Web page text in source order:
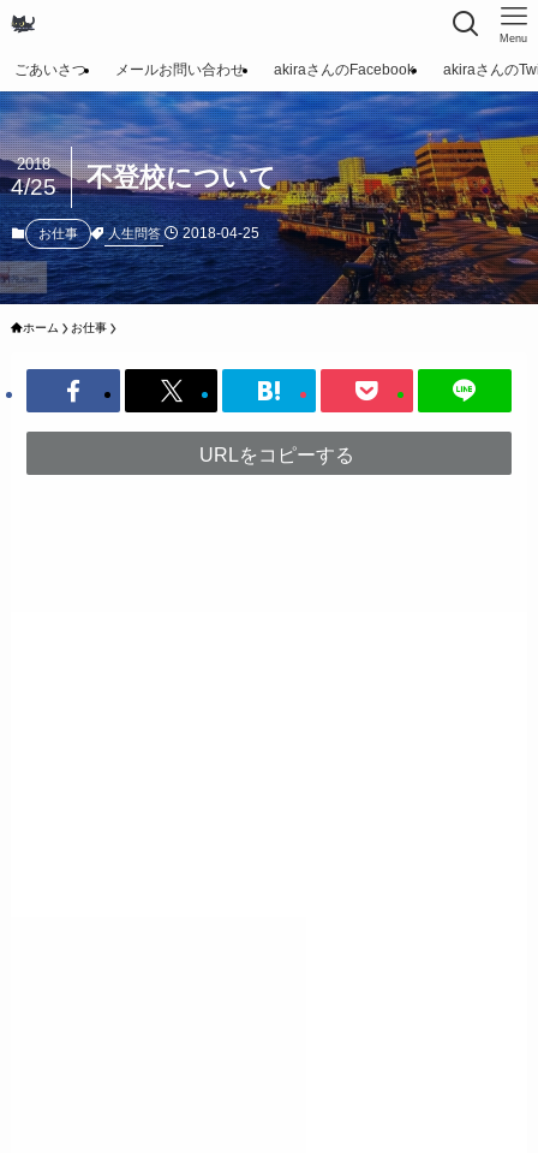
Menu
ごあいさつ メールお問い合わせ akiraさんのFacebook akiraさんの
不登校について
2018
4/25
お仕事 人生問答 2018-04-25
ホーム お仕事
URLをコピーする